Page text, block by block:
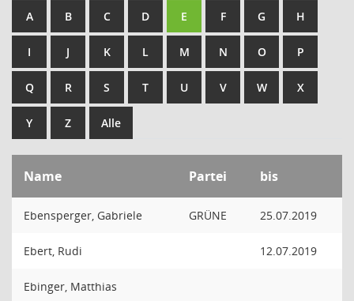
A B C D E F G H
I J K L M N O P
Q R S T U V W X
Y Z Alle
Name Partei bis
Ebensperger, Gabriele GRÜNE 25.07.2019
Ebert, Rudi 12.07.2019
Ebinger, Matthias